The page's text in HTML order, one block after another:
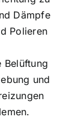
Dämpfe
Polieren
Belüftung
und